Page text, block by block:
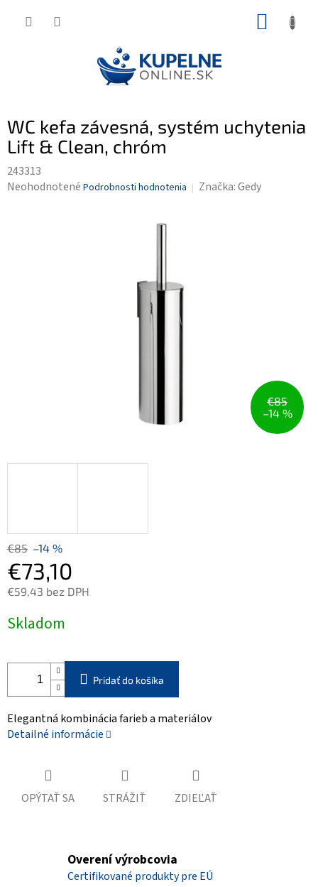
WC kefa závesná, systém uchytenia
Lift & Clean, chróm
243313
Priemerné
Neohodnotené Podrobnosti hodnotenia Značka:Gedy
€85
–14 %
€85 –14 %
€73,10
€59,43 bez DPH
cena:
Skladom
Pridať do košíka
Elegantná kombinácia farieb a materiálov
Detailné informácie
OPÝTAŤ SA STRÁŽIŤ ZDIEĽAŤ
Overení výrobcovia
Certifikované produkty pre EÚ